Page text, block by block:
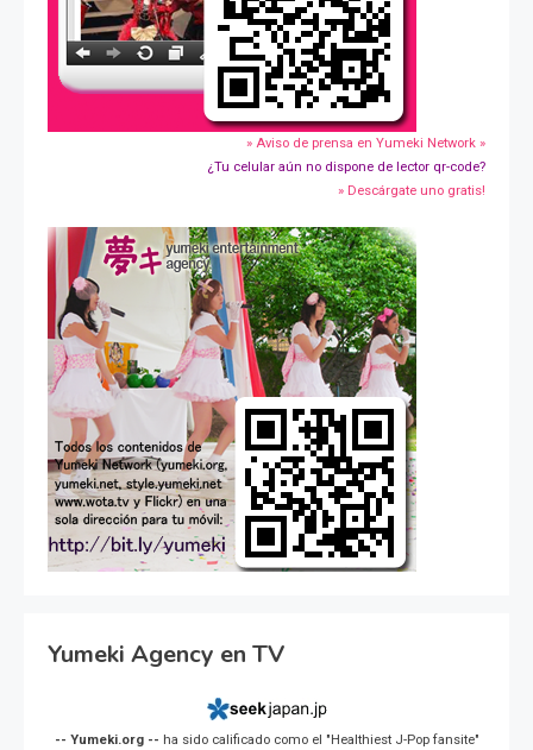
» Aviso de prensa en Yumeki Network »
¿Tu celular aún no dispone de lector qr-code?
» Descárgate uno gratis!
Yumeki Agency en TV
-- Yumeki.org -- ha sido calificado como el "Healthiest J-Pop fansite"